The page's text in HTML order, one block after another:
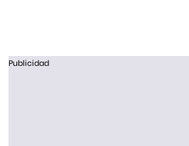
Publicidad